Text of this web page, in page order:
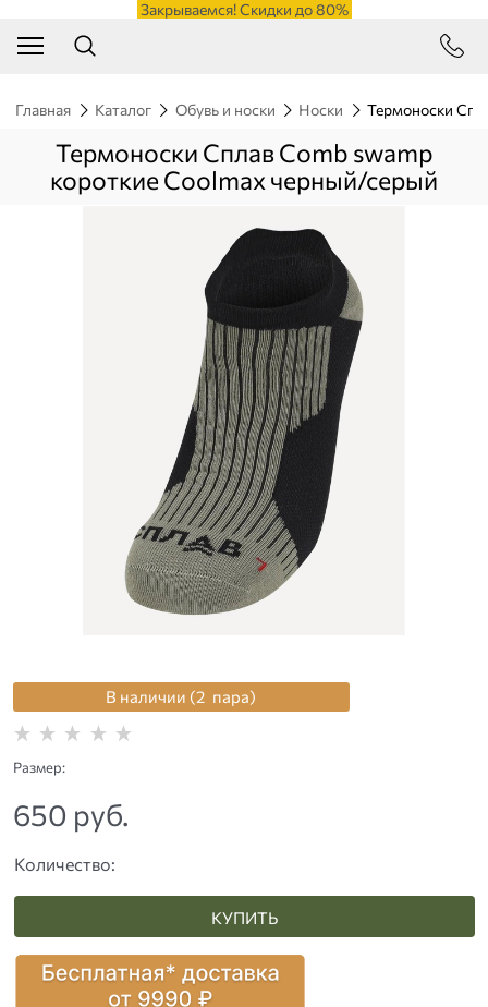
Закрываемся! Скидки до 80%
Главная Каталог Обувь и носки Носки Термоноски
Термоноски Сплав Comb swamp
короткие Coolmax черный/серый
В наличии (2 пара)
Размер:
650 руб.
Количество:
КУПИТЬ